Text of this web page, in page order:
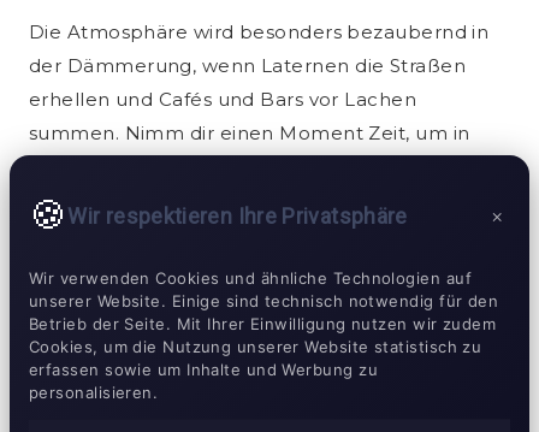
Die Atmosphäre wird besonders bezaubernd in
der Dämmerung, wenn Laternen die Straßen
erhellen und Cafés und Bars vor Lachen
summen. Nimm dir einen Moment Zeit, um in
Pisco Sour zu genießen, während du die Anblicke
und Geräusche um dich herum genießt.
Barrancos lebendige Energie und reiche
Geschichte schaffen ein unvergessliches
Abenderlebnis, perfekt, um den künstlerischen
Geist von Lima zu umarmen.
Wir respektieren Ihre Privatsphäre ×
Wir verwenden Cookies und ähnliche Technologien auf
unserer Website. Einige sind technisch notwendig für den
Betrieb der Seite. Mit Ihrer Einwilligung nutzen wir zudem
Cookies, um die Nutzung unserer Website statistisch zu
erfassen sowie um Inhalte und Werbung zu
personalisieren.